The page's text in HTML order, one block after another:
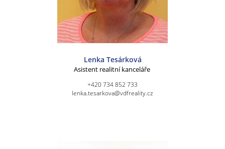
Lenka Tesárková
Asistent realitní kanceláře
+420 734 852 733
lenka.tesarkova@vdfreality.cz